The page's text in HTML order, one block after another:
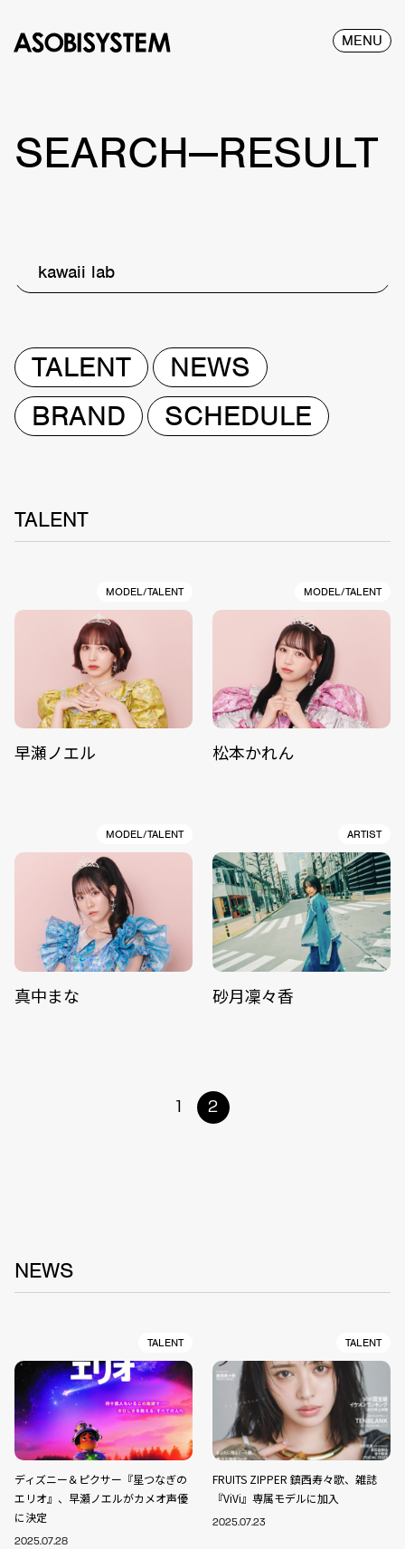
MENU
SEARCH—RESULT
kawaii lab
TALENT
NEWS
BRAND
SCHEDULE
TALENT
MODEL/TALENT
早瀬ノエル
MODEL/TALENT
松本かれん
MODEL/TALENT
真中まな
ARTIST
砂月凜々香
1 2
NEWS
TALENT
ディズニー＆ピクサー『星つなぎの
エリオ』、早瀬ノエルがカメオ声優
に決定
2025.07.28
TALENT
FRUITS ZIPPER 鎮西寿々歌、雑誌
『ViVi』専属モデルに加入
2025.07.23